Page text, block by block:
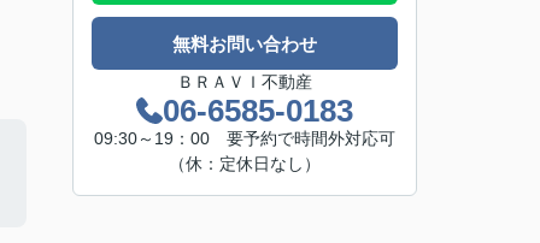
無料お問い合わせ
ＢＲＡＶＩ不動産
06-6585-0183
09:30～19：00 要予約で時間外対応可
（休：定休日なし）